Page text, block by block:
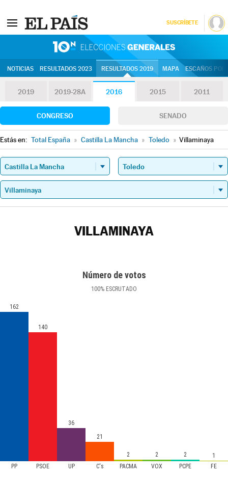
SUSCRÍBETE
NOTICIAS RESULTADOS 2023 RESULTADOS 2019 MAPA ESCAÑOS
2019 2019-28A 2016 2015 2011
CONGRESO SENADO
Estás en: Total España » Castilla La Mancha » Toledo » Villaminaya
VILLAMINAYA
Número de votos
100% ESCRUTADO
PP PSOE UP C's PACMA VOX PCPE FE
162
140
36
21
2 2 2 1